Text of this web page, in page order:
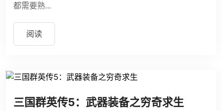
都需要熟...
阅读
三国群英传5：武器装备之穷奇求生